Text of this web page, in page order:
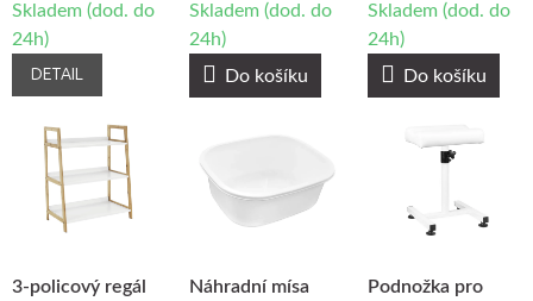
Skladem (dod. do
24h)
DETAIL
Skladem (dod. do
24h)
Do košíku
Skladem (dod. do
24h)
Do košíku
3-policový regál
Náhradní mísa
Podnožka pro